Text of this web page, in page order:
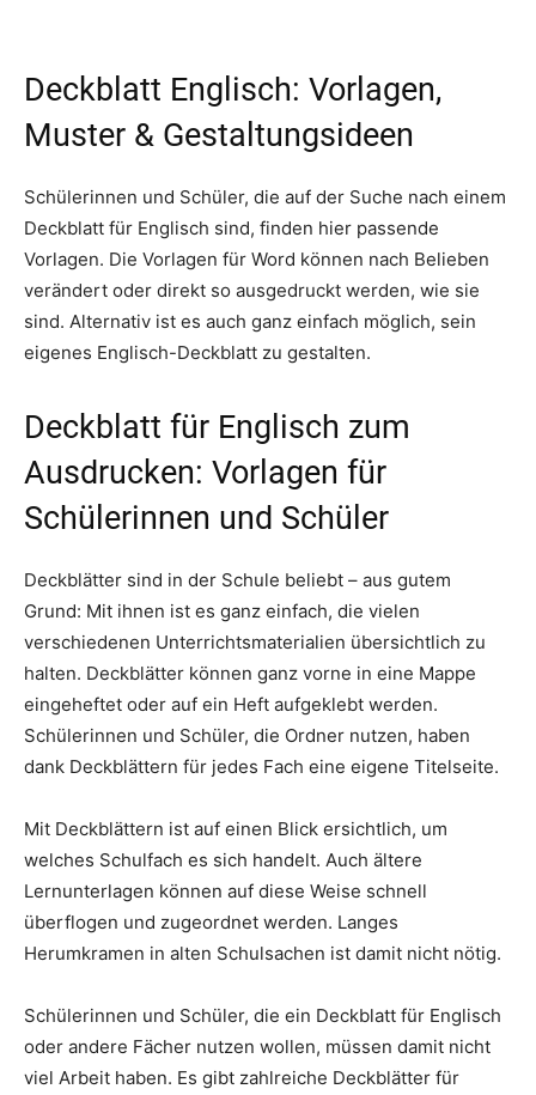
Deckblatt Englisch: Vorlagen,
Muster & Gestaltungsideen
Schülerinnen und Schüler, die auf der Suche nach einem
Deckblatt für Englisch sind, finden hier passende
Vorlagen. Die Vorlagen für Word können nach Belieben
verändert oder direkt so ausgedruckt werden, wie sie
sind. Alternativ ist es auch ganz einfach möglich, sein
eigenes Englisch-Deckblatt zu gestalten.
Deckblatt für Englisch zum
Ausdrucken: Vorlagen für
Schülerinnen und Schüler
Deckblätter sind in der Schule beliebt – aus gutem
Grund: Mit ihnen ist es ganz einfach, die vielen
verschiedenen Unterrichtsmaterialien übersichtlich zu
halten. Deckblätter können ganz vorne in eine Mappe
eingeheftet oder auf ein Heft aufgeklebt werden.
Schülerinnen und Schüler, die Ordner nutzen, haben
dank Deckblättern für jedes Fach eine eigene Titelseite.
Mit Deckblättern ist auf einen Blick ersichtlich, um
welches Schulfach es sich handelt. Auch ältere
Lernunterlagen können auf diese Weise schnell
überflogen und zugeordnet werden. Langes
Herumkramen in alten Schulsachen ist damit nicht nötig.
Schülerinnen und Schüler, die ein Deckblatt für Englisch
oder andere Fächer nutzen wollen, müssen damit nicht
viel Arbeit haben. Es gibt zahlreiche Deckblätter für